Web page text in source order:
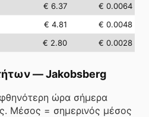
€ 6.37
€ 0.0064
€ 4.81
€ 0.0048
€ 2.80 € 0.0028
—Jakobsberg
ώρα σήμερα
Μέσος = σημερινός μέσος